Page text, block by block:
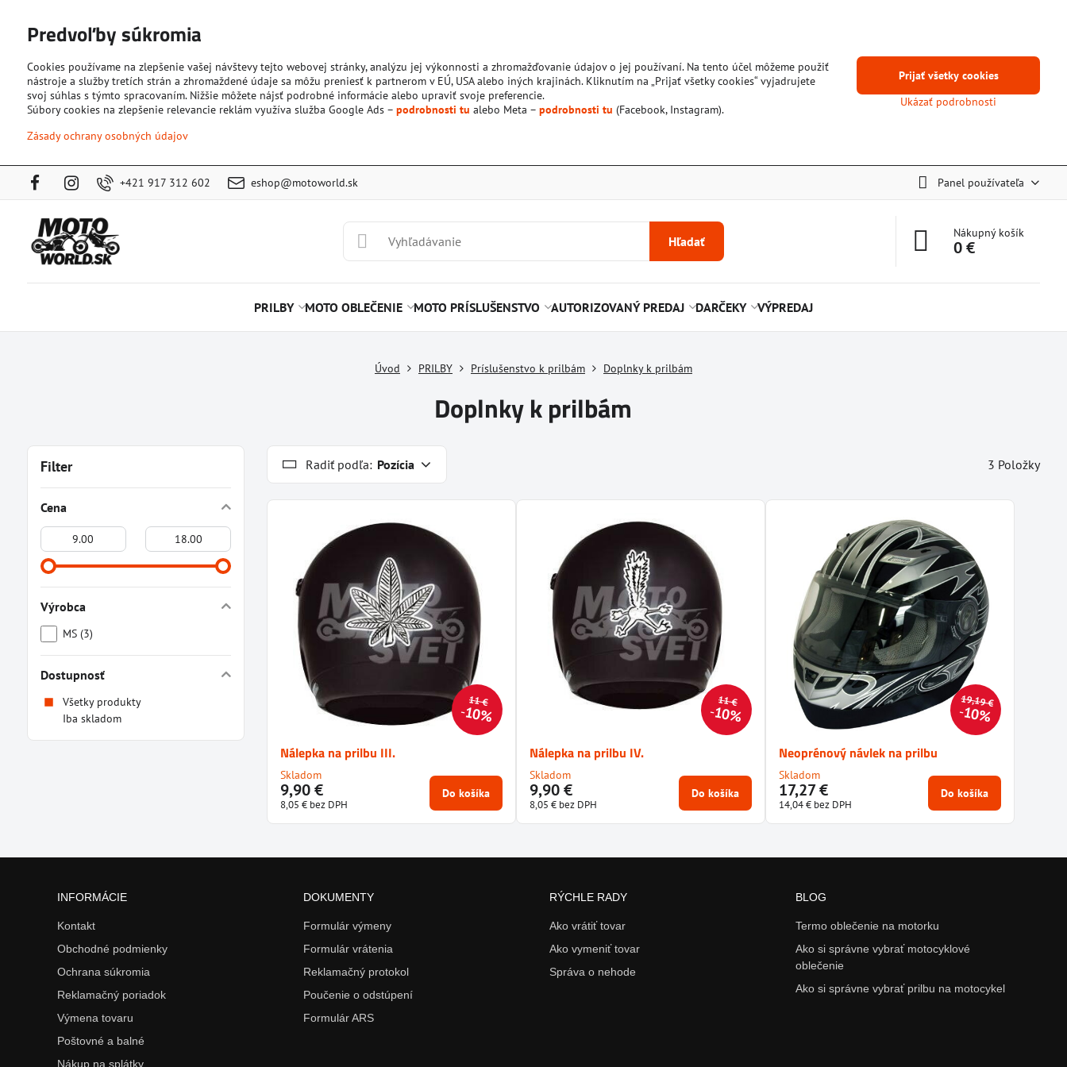
+421 917 312 602 eshop@motoworld.sk Panel používateľa
Hľadať
Nákupný košík
0 €
PRILBY MOTO OBLEČENIE MOTO PRÍSLUŠENSTVO AUTORIZOVANÝ PREDAJ DARČEKY VÝPREDAJ
Úvod PRILBY Príslušenstvo k prilbám Doplnky k prilbám
Doplnky k prilbám
Radiť podľa: Pozícia 3 Položky
11 €
10%
Nálepka na prilbu III.
Skladom
9,90 €
8,05 € bez DPH
Do košíka
11 €
10%
Nálepka na prilbu IV.
Skladom
9,90 €
8,05 € bez DPH
Do košíka
19,19 €
10%
Neoprénový návlek na prilbu
Skladom
17,27 €
14,04 € bez DPH
Do košíka
Filter
Cena
Od:
Do:
Výrobca
MS (3)
Dostupnosť
Všetky produkty
Iba skladom
INFORMÁCIE
Kontakt
Obchodné podmienky
Ochrana súkromia
Reklamačný poriadok
Výmena tovaru
Poštovné a balné
Nákup na splátky
DOKUMENTY
Formulár výmeny
Formulár vrátenia
Reklamačný protokol
Poučenie o odstúpení
Formulár ARS
RÝCHLE RADY
Ako vrátiť tovar
Ako vymeniť tovar
Správa o nehode
BLOG
Termo oblečenie na motorku
Ako si správne vybrať motocyklové
oblečenie
Ako si správne vybrať prilbu na motocykel
Predvoľby súkromia
Cookies používame na zlepšenie vašej návštevy tejto webovej stránky, analýzu jej výkonnosti a zhromažďovanie údajov o jej používaní. Na tento účel môžeme použiť
nástroje a služby tretích strán a zhromaždené údaje sa môžu preniesť k partnerom v EÚ, USA alebo iných krajinách. Kliknutím na „Prijať všetky cookies“ vyjadrujete
svoj súhlas s týmto spracovaním. Nižšie môžete nájsť podrobné informácie alebo upraviť svoje preferencie.
Súbory cookies na zlepšenie relevancie reklám využíva služba Google Ads – podrobnosti tu alebo Meta – podrobnosti tu (Facebook, Instagram).
Zásady ochrany osobných údajov
Ukázať podrobnosti
Prijať všetky cookies